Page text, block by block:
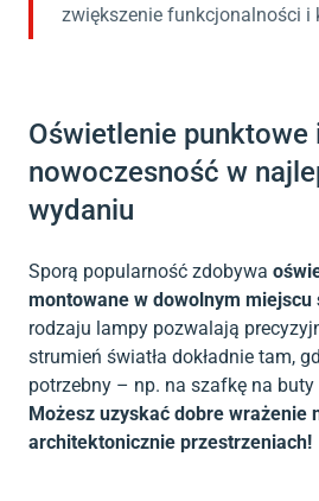
zwiększenie funkcjonalności i
Oświetlenie punktowe
nowoczesność w
wydaniu
Sporą popularność zdobywa
montowane w dowolnym miejscu
rodzaju lampy pozwalają
strumień światła dokładnie tam,
potrzebny – np. na szafkę na
Możesz uzyskać dobre wrażenie
architektonicznie przestrzeniach!